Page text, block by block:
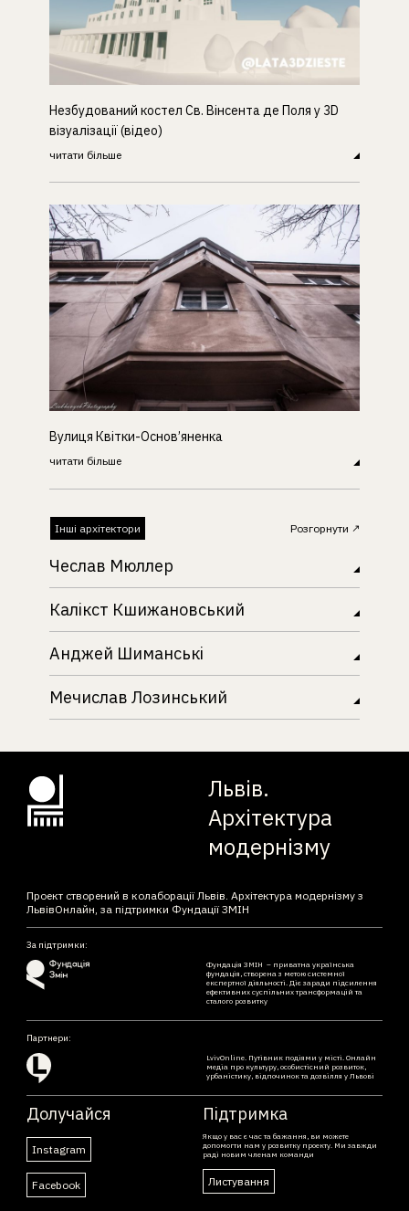
Незбудований костел Св. Вінсента де Поля у 3D
візуалізації (відео)
читати більше
Вулиця Квітки-Основ’яненка
читати більше
Розгорнути
Інші архітектори
Чеслав Мюллер
Калікст Кшижановський
Анджей Шиманські
Мечислав Лозинський
Львів.
Архітектура
модернізму
Проект створений в колаборації Львів. Архітектура модернізму з
ЛьвівОнлайн, за підтримки Фундації ЗМІН
За підтримки:
Фундація ЗМІН – приватна українська
фундація, створена з метою системної
експертної діяльності. Діє заради підсилення
ефективних суспільних трансформацій та
сталого розвитку
Партнери:
LvivOnline. Путівник подіями у місті. Онлайн
медіа про культуру, особистісний розвиток,
урбаністику, відпочинок та дозвілля у Львові
Долучайся
Instagram
Facebook
Підтримка
Якщо у вас є час та бажання, ви можете
допомогти нам у розвитку проекту. Ми завжди
раді новим членам команди
Листування